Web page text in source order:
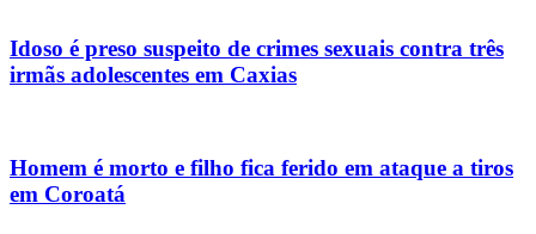
Idoso é preso suspeito de crimes sexuais contra três
irmãs adolescentes em Caxias
Homem é morto e filho fica ferido em ataque a tiros
em Coroatá